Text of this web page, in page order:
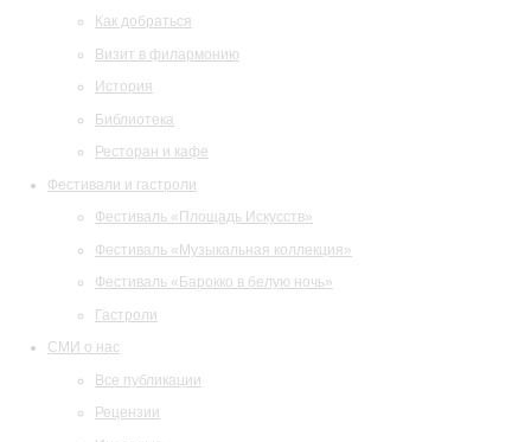
Как добраться
Визит в филармонию
История
Библиотека
Ресторан и кафе
Фестивали и гастроли
Фестиваль «Площадь Искусств»
Фестиваль «Музыкальная коллекция»
Фестиваль «Барокко в белую ночь»
Гастроли
СМИ о нас
Все публикации
Рецензии